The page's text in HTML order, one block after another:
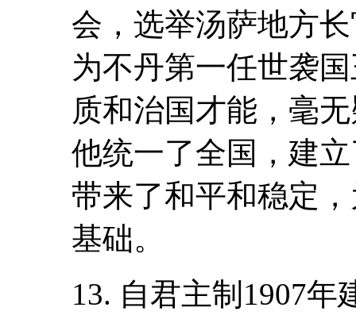
会，选举汤萨地方
为不丹第一任世袭
质和治国才能，毫
他统一了全国，建
带来了和平和稳定
基础。
13. 自君主制1907